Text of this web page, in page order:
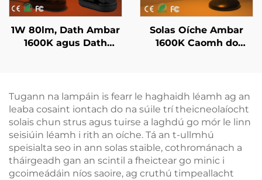
1W 80lm, Dath Ambar
1600K agus Dath
Corp Eile Dhubh
Solas Oíche Ambar
1600K Caomh do
Bataireacht
Athluchtáilte 1800Mah
Tugann na lampáin is fearr le haghaidh léamh ag an
leaba cosaint iontach do na súile trí theicneolaíocht
solais chun strus agus tuirse a laghdú go mór le linn
seisiúin léamh i rith an oíche. Tá an t-ullmhú
speisialta seo in ann solas staible, cothrománach a
tháirgeadh gan an scintil a fheictear go minic i
gcoimeádáin níos saoire, ag cruthú timpeallacht